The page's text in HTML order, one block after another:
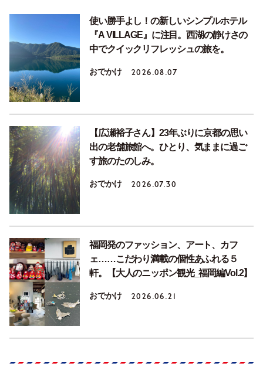
使い勝手よし！の新しいシンプルホテル
『A VILLAGE』に注目。西湖の静けさの
中でクイックリフレッシュの旅を。
おでかけ 2026.08.07
【広瀬裕子さん】23年ぶりに京都の思い
出の老舗旅館へ。ひとり、気ままに過ご
す旅のたのしみ。
おでかけ 2026.07.30
福岡発のファッション、アート、カフ
ェ……こだわり満載の個性あふれる５
軒。【大人のニッポン観光_福岡編Vol.2】
おでかけ 2026.06.21